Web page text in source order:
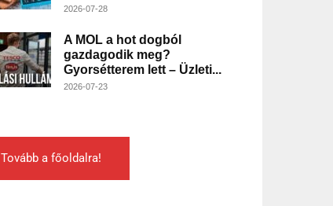
2026-07-28
A MOL a hot dogból
gazdagodik meg?
Gyorsétterem lett – Üzleti...
2026-07-23
Tovább a főoldalra!